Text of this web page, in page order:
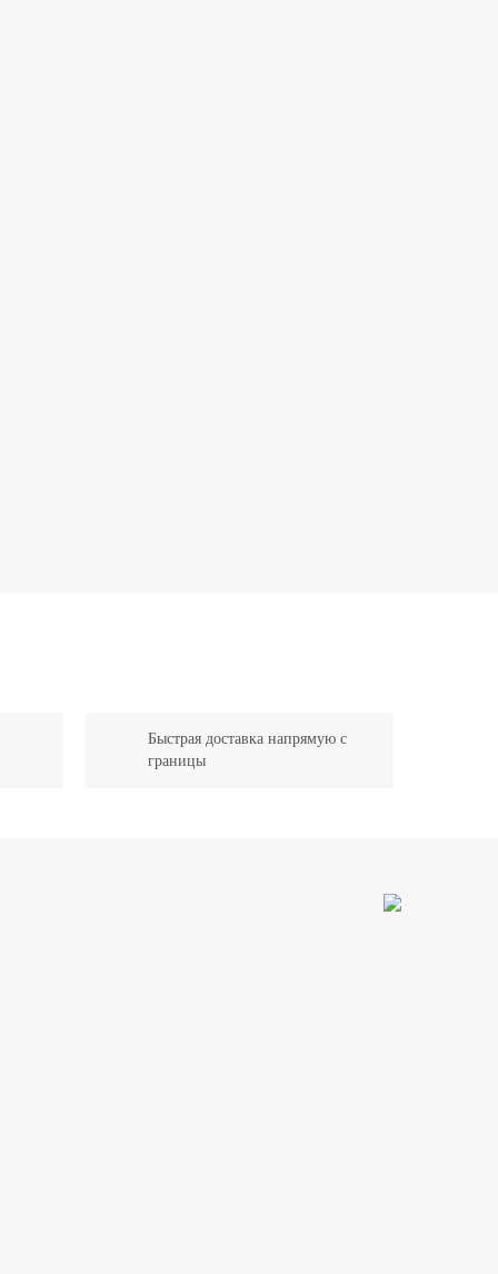
Быстрая доставка напрямую с
границы